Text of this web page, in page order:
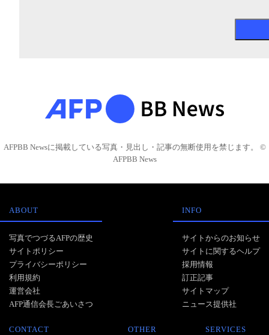
AFPBB Newsに掲載している写真・見出し・記事の無断使用を禁じます。 ©
AFPBB News
ABOUT
写真でつづるAFPの歴史
サイトポリシー
プライバシーポリシー
利用規約
運営会社
AFP通信会長ごあいさつ
INFO
サイトからのお知らせ
サイトに関するヘルプ
採用情報
訂正記事
サイトマップ
ニュース提供社
CONTACT OTHER SERVICES